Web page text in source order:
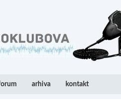
arhiva kontakt